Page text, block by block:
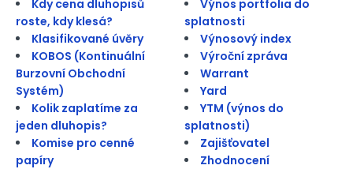
Kdy cena dluhopisů
roste, kdy klesá?
Klasifikované úvěry
KOBOS (Kontinuální
Burzovní Obchodní
Systém)
Kolik zaplatíme za
jeden dluhopis?
Komise pro cenné
papíry
Výnos portfolia do
splatnosti
Výnosový index
Výroční zpráva
Warrant
Yard
YTM (výnos do
splatnosti)
Zajišťovatel
Zhodnocení